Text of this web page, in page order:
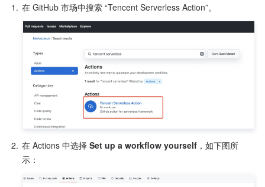
1.
2. 在 Actions 中选择 Set up a workflow yourself ，如下图所